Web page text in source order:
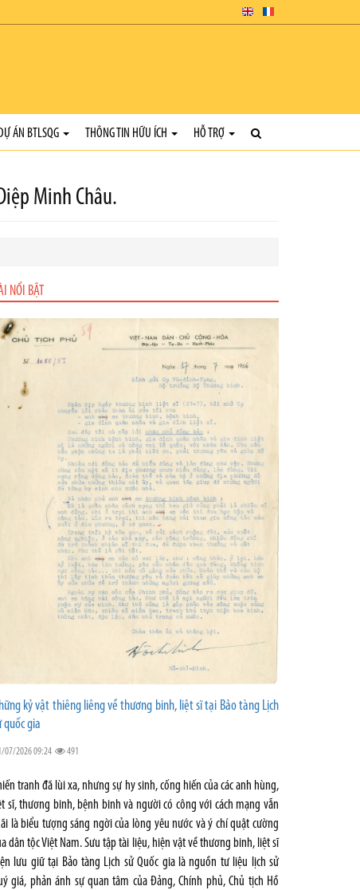
DỰ ÁN BTLSQG THÔNG TIN HỮU ÍCH HỖ TRỢ
Minh Châu.
NỔI BẬT
kỷ vật thiêng liêng về thương binh, liệt sĩ tại Bảo tàng Lịch
quốc gia
07/2026 09:24 491
tranh đã lùi xa, nhưng sự hy sinh, cống hiến của các anh hùng,
sĩ, thương binh, bệnh binh và người có công với cách mạng vẫn
là biểu tượng sáng ngời của lòng yêu nước và ý chí quật cường
dân tộc Việt Nam. Sưu tập tài liệu, hiện vật về thương binh, liệt sĩ
lưu giữ tại Bảo tàng Lịch sử Quốc gia là nguồn tư liệu lịch sử
giá, phản ánh sự quan tâm của Đảng, Chính phủ, Chủ tịch Hồ